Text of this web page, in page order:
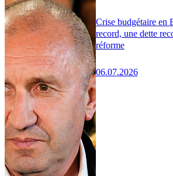
Crise budgétaire en
record, une dette
réforme
06.07.2026